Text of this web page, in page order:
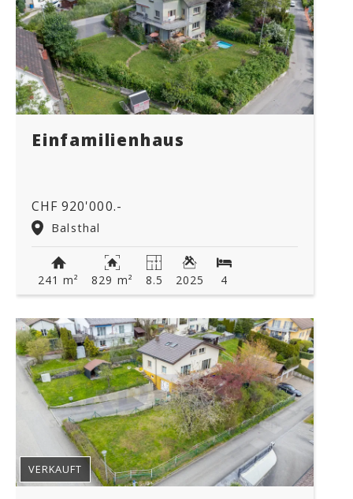
Einfamilienhaus
CHF 920'000.-
Balsthal
241 m² 829 m² 8.5 2025 4
VERKAUFT